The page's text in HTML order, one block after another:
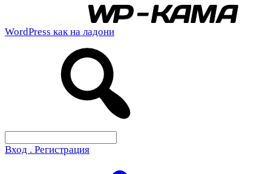
WordPress как на ладони
Вход . Регистрация